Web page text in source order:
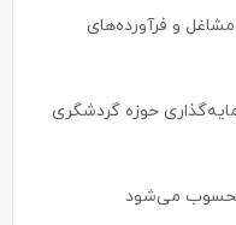
و فرآورده‌های
حوزه گردشگری
محسوب می‌شود